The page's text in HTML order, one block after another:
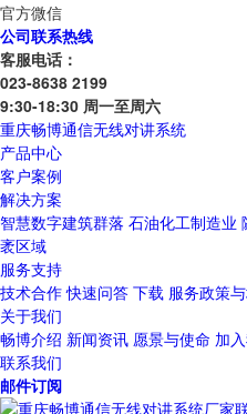
官方微信
公司联系热线
客服电话：
023-8638 2199
9:30-18:30 周一至周六
重庆畅博通信无线对讲系统
产品中心
客户案例
解决方案
智慧数字建筑群落 石油化工制造业
袤区域
服务支持
技术合作 快速问答 下载 服务政策
关于我们
畅博介绍 新闻资讯 愿景与使命 加
联系我们
邮件订阅